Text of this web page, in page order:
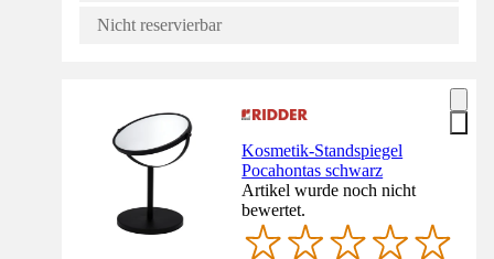
Nicht reservierbar
Kosmetik-Standspiegel
Pocahontas schwarz
Artikel wurde noch nicht
bewertet.